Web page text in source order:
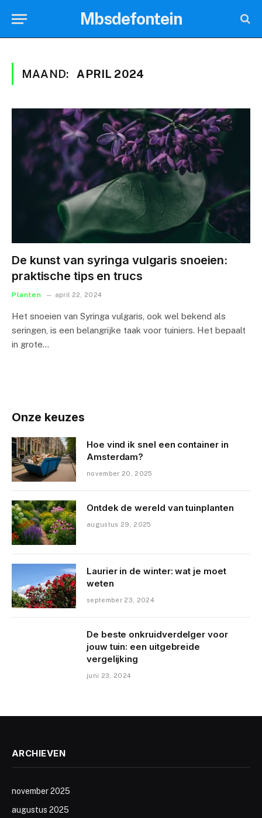
Mbsdefontein
MAAND: APRIL 2024
De kunst van syringa vulgaris snoeien:
praktische tips en trucs
Planten april 22, 2024
Het snoeien van Syringa vulgaris, ook wel bekend als
seringen, is een belangrijke taak voor tuiniers. Het bepaalt
in grote…
Onze keuzes
Hoe vind ik snel een container in
Amsterdam?
november 20, 2025
Ontdek de wereld van tuinplanten
augustus 29, 2025
Laurier in de winter: wat je moet
weten
september 23, 2024
De beste onkruidverdelger voor
jouw tuin: een uitgebreide
vergelijking
juni 23, 2024
ARCHIEVEN
november 2025
augustus 2025